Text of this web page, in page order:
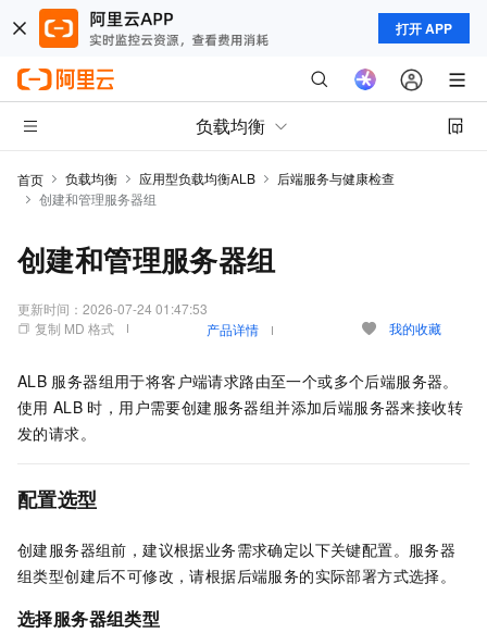
打开 APP
负载均衡
首页 负载均衡 应用型负载均衡ALB
后端服务与健康检查
创建和管理服务器组
创建和管理服务器组
更新时间： 2026-07-24 01:47:53
复制 MD 格式
产品详情 我的收藏
ALB 服务器组用于将客户端请求路由至一个或多个后端服务器。
使用 ALB 时，用户需要创建服务器组并添加后端服务器来接收转
发的请求。
配置选型
创建服务器组前，建议根据业务需求确定以下关键配置。服务器
组类型创建后不可修改，请根据后端服务的实际部署方式选择。
选择服务器组类型